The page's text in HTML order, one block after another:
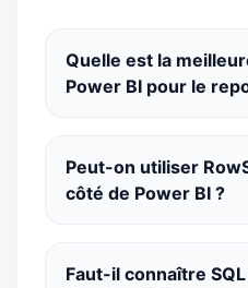
Quelle est la
Power BI pour le
Peut-on utiliser
côté de Power BI ?
Faut-il connaître